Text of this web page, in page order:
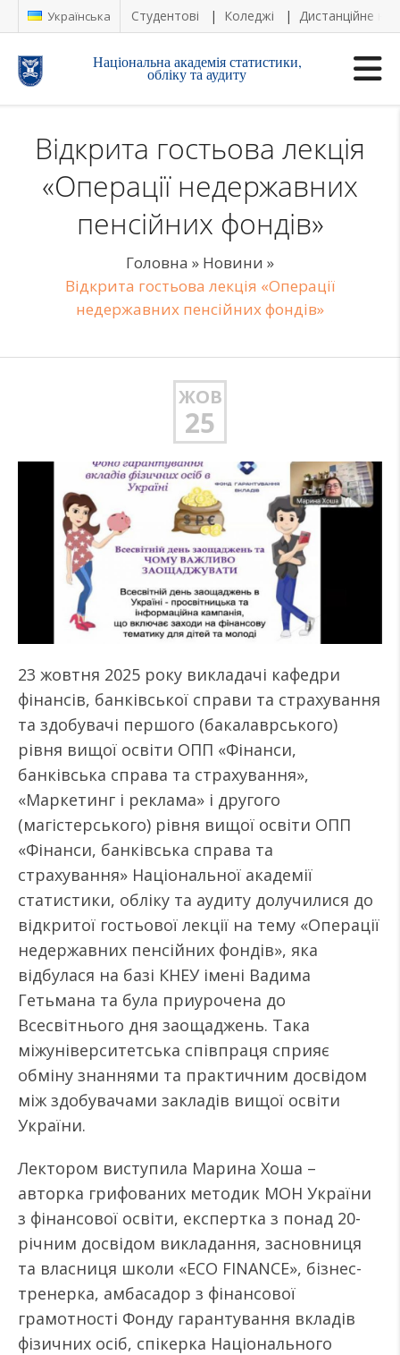
Українська Студентові Коледжі Дистанційне
Національна академія статистики,
обліку та аудиту
Відкрита гостьова лекція
«Операції недержавних
пенсійних фондів»
Головна » Новини »
Відкрита гостьова лекція «Операції
недержавних пенсійних фондів»
ЖОВ
25
23 жовтня 2025 року викладачі кафедри
фінансів, банківської справи та страхування
та здобувачі першого (бакалаврського)
рівня вищої освіти ОПП «Фінанси,
банківська справа та страхування»,
«Маркетинг і реклама» і другого
(магістерського) рівня вищої освіти ОПП
«Фінанси, банківська справа та
страхування» Національної академії
статистики, обліку та аудиту долучилися до
відкритої гостьової лекції на тему «Операції
недержавних пенсійних фондів», яка
відбулася на базі КНЕУ імені Вадима
Гетьмана та була приурочена до
Всесвітнього дня заощаджень. Така
міжуніверситетська співпраця сприяє
обміну знаннями та практичним досвідом
між здобувачами закладів вищої освіти
України.
Лектором виступила Марина Хоша –
авторка грифованих методик МОН України
з фінансової освіти, експертка з понад 20-
річним досвідом викладання, засновниця
та власниця школи «ECO FINANCE», бізнес-
тренерка, амбасадор з фінансової
грамотності Фонду гарантування вкладів
фізичних осіб, спікерка Національного